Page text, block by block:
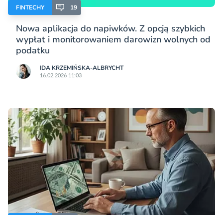
FINTECHY 19
Nowa aplikacja do napiwków. Z opcją szybkich
wypłat i monitorowaniem darowizn wolnych od
podatku
IDA KRZEMIŃSKA-ALBRYCHT
16.02.2026 11:03